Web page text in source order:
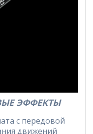
ЭФФЕКТЫ
с передовой
движений